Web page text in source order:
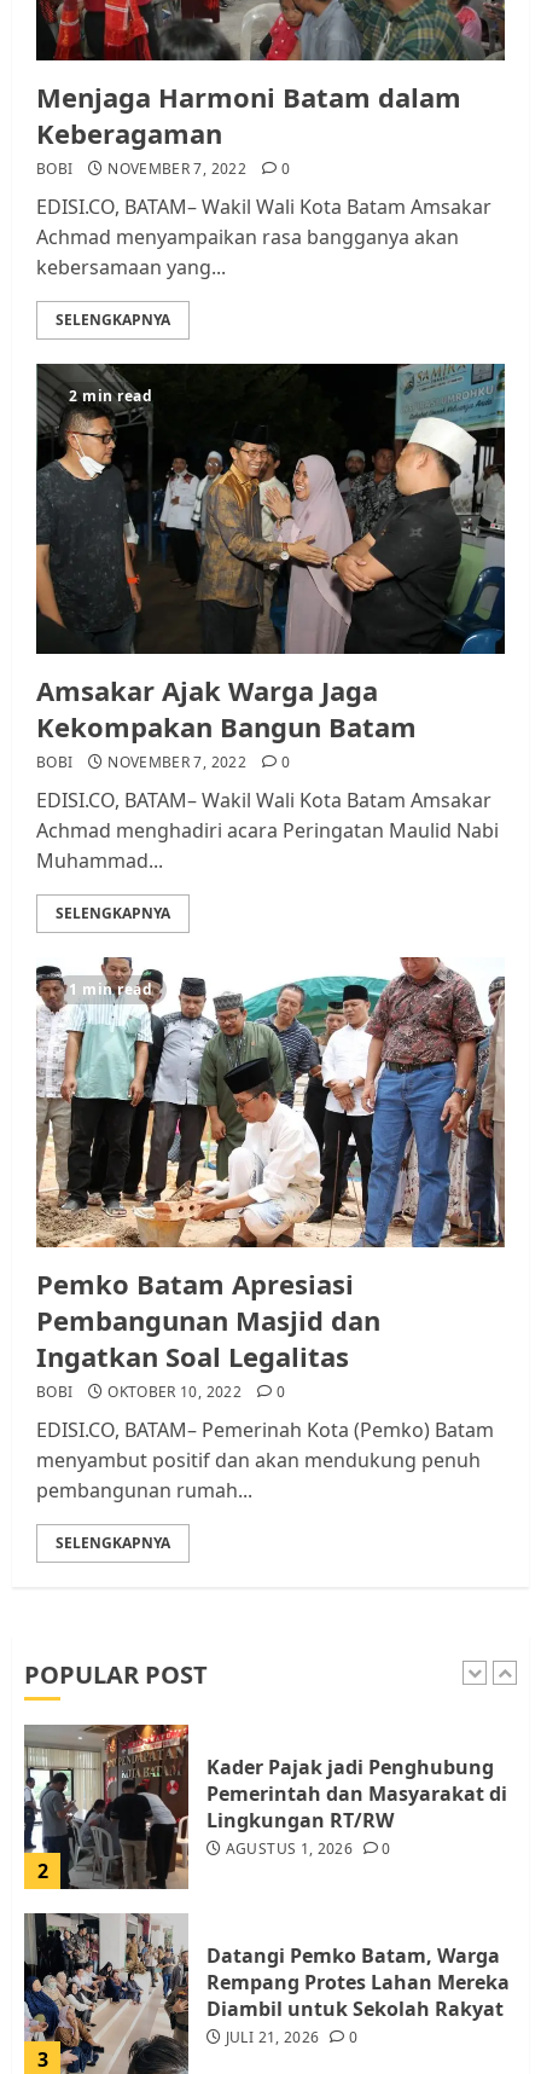
Menjaga Harmoni Batam dalam
Keberagaman
BOBI NOVEMBER 7, 2022 0
EDISI.CO, BATAM– Wakil Wali Kota Batam Amsakar
Achmad menyampaikan rasa bangganya akan
kebersamaan yang...
SELENGKAPNYA
2 min read
Amsakar Ajak Warga Jaga
Kekompakan Bangun Batam
BOBI NOVEMBER 7, 2022 0
EDISI.CO, BATAM– Wakil Wali Kota Batam Amsakar
Achmad menghadiri acara Peringatan Maulid Nabi
Muhammad...
SELENGKAPNYA
1 min read
Pemko Batam Apresiasi
Pembangunan Masjid dan
Ingatkan Soal Legalitas
BOBI OKTOBER 10, 2022 0
EDISI.CO, BATAM– Pemerinah Kota (Pemko) Batam
menyambut positif dan akan mendukung penuh
pembangunan rumah...
SELENGKAPNYA
POPULAR POST
3
Datangi Pemko Batam, Warga
Rempang Protes Lahan Mereka
Diambil untuk Sekolah Rakyat
JULI 21, 2026 0
Warga Rempang Ajukan
Audiensi dengan Wali Kota
Batam, Soroti Aktivitas yang
Resahkan Warga
JULI 17, 2026
5
Tim Advokasi Desak BP Batam
Berhenti Merampas Tanah
Warga Rempang
JULI 15, 2026 0
1
2
Kader Pajak jadi Penghubung
Pemerintah dan Masyarakat di
Lingkungan RT/RW
AGUSTUS 1, 2026 0
3
Datangi Pemko Batam, Warga
Rempang Protes Lahan Mereka
Diambil untuk Sekolah Rakyat
JULI 21, 2026 0